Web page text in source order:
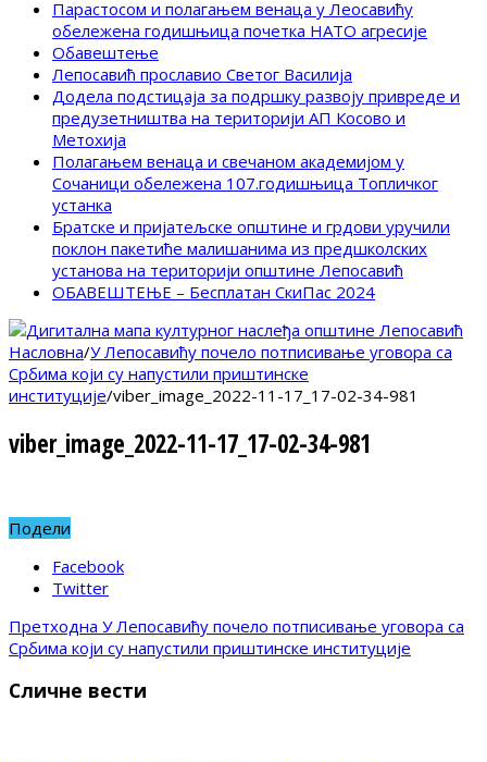
Парастосом и полагањем венаца у Леосавићу
обележена годишњица почетка НАТО агресије
Обавештење
Лепосавић прославио Светог Василија
Додела подстицаја за подршку развоју привреде и
предузетништва на територији АП Косово и
Метохија
Полагањем венаца и свечаном академијом у
Сочаници обележена 107.годишњица Топличког
устанка
Братске и пријатељске општине и грдови уручили
поклон пакетиће малишанима из предшколских
установа на територији општине Лепосавић
ОБАВЕШТЕЊЕ – Бесплатан СкиПас 2024
Насловна/У Лепосавићу почело потписивање уговора са
Србима који су напустили приштинске
институције/viber_image_2022-11-17_17-02-34-981
viber_image_2022-11-17_17-02-34-981
Подели
Facebook
Twitter
Претходна У Лепосавићу почело потписивање уговора са
Србима који су напустили приштинске институције
Сличне вести